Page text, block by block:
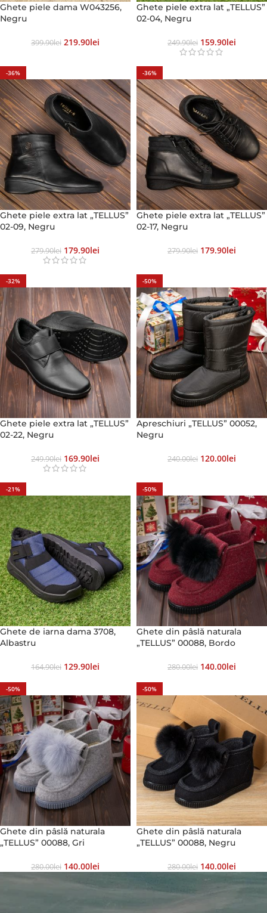
Ghete piele dama W043256,
Negru
399.90Lei 219.90Lei
Ghete piele extra lat „TELLUS”
02-04, Negru
249.90Lei 159.90Lei
-36%
Ghete piele extra lat „TELLUS”
02-09, Negru
279.90Lei 179.90Lei
-36%
Ghete piele extra lat „TELLUS”
02-17, Negru
279.90Lei 179.90Lei
-32%
Ghete piele extra lat „TELLUS”
02-22, Negru
249.90Lei 169.90Lei
-50%
Apreschiuri „TELLUS” 00052,
Negru
240.00Lei 120.00Lei
-21%
Ghete de iarna dama 3708,
Albastru
164.90Lei 129.90Lei
-50%
Ghete din pâslă naturala
„TELLUS” 00088, Bordo
280.00Lei 140.00Lei
-50%
Ghete din pâslă naturala
„TELLUS” 00088, Gri
280.00Lei 140.00Lei
-50%
Ghete din pâslă naturala
„TELLUS” 00088, Negru
280.00Lei 140.00Lei